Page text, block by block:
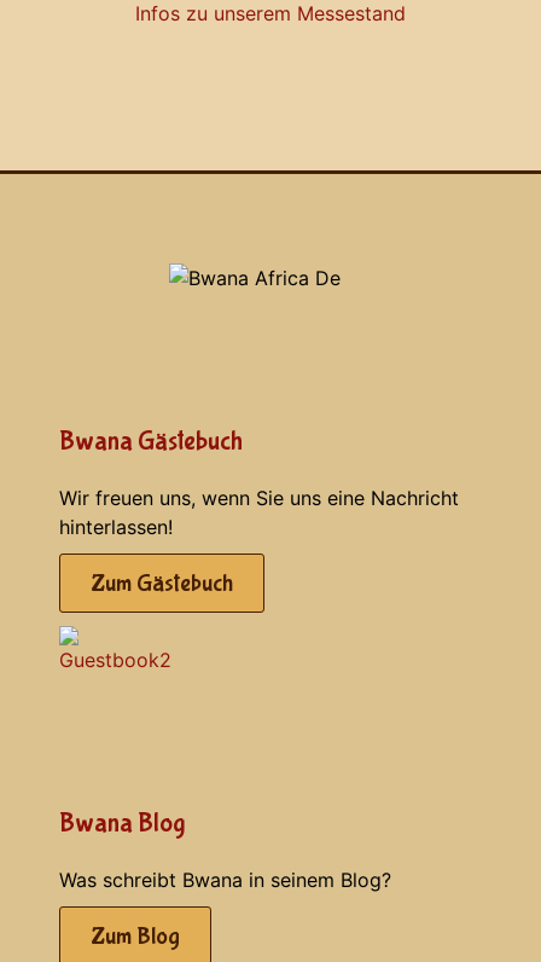
Infos zu unserem Messestand
Bwana Gästebuch
Wir freuen uns, wenn Sie uns eine Nachricht
hinterlassen!
Zum Gästebuch
Bwana Blog
Was schreibt Bwana in seinem Blog?
Zum Blog